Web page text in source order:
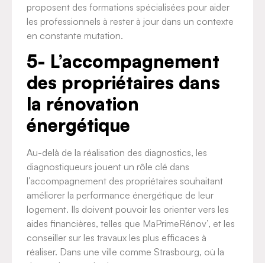
proposent des formations spécialisées pour aider
les professionnels à rester à jour dans un contexte
en constante mutation.
5- L’accompagnement
des propriétaires dans
la rénovation
énergétique
Au-delà de la réalisation des diagnostics, les
diagnostiqueurs jouent un rôle clé dans
l’accompagnement des propriétaires souhaitant
améliorer la performance énergétique de leur
logement. Ils doivent pouvoir les orienter vers les
aides financières, telles que MaPrimeRénov’, et les
conseiller sur les travaux les plus efficaces à
réaliser. Dans une ville comme Strasbourg, où la